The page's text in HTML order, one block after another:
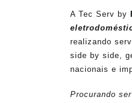
A Tec Serv by
realizando
side by side,
nacionais e
Procurando